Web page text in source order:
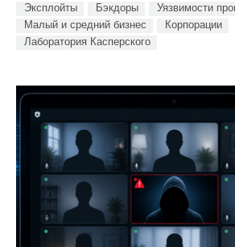
Эксплойты Бэкдоры
Уязвимости
Малый и средний бизнес
Корпорации
Лаборатория Касперского